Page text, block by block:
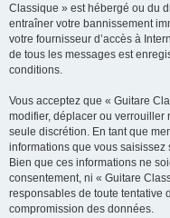
Classique » est hébergé ou du
entraîner votre bannissement
votre fournisseur d’accès à
de tous les messages est
conditions.
Vous acceptez que « Guitare
modifier, déplacer ou verrouiller
seule discrétion. En tant que
informations que vous
Bien que ces informations ne
consentement, ni « Guitare
responsables de toute tentative
compromission des données.